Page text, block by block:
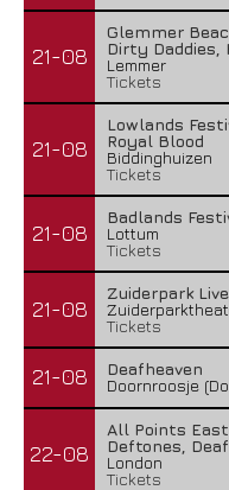
21-08
Glemmer
Dirty Daddies,
Lemmer
Tickets
21-08
Lowlands
Royal Blood
Biddinghuizen
Tickets
21-08
Badlands
Lottum
Tickets
21-08
Zuiderpark
Tickets
21-08
Deafheaven
Doornroosje
22-08
All Points
Deftones,
London
Tickets